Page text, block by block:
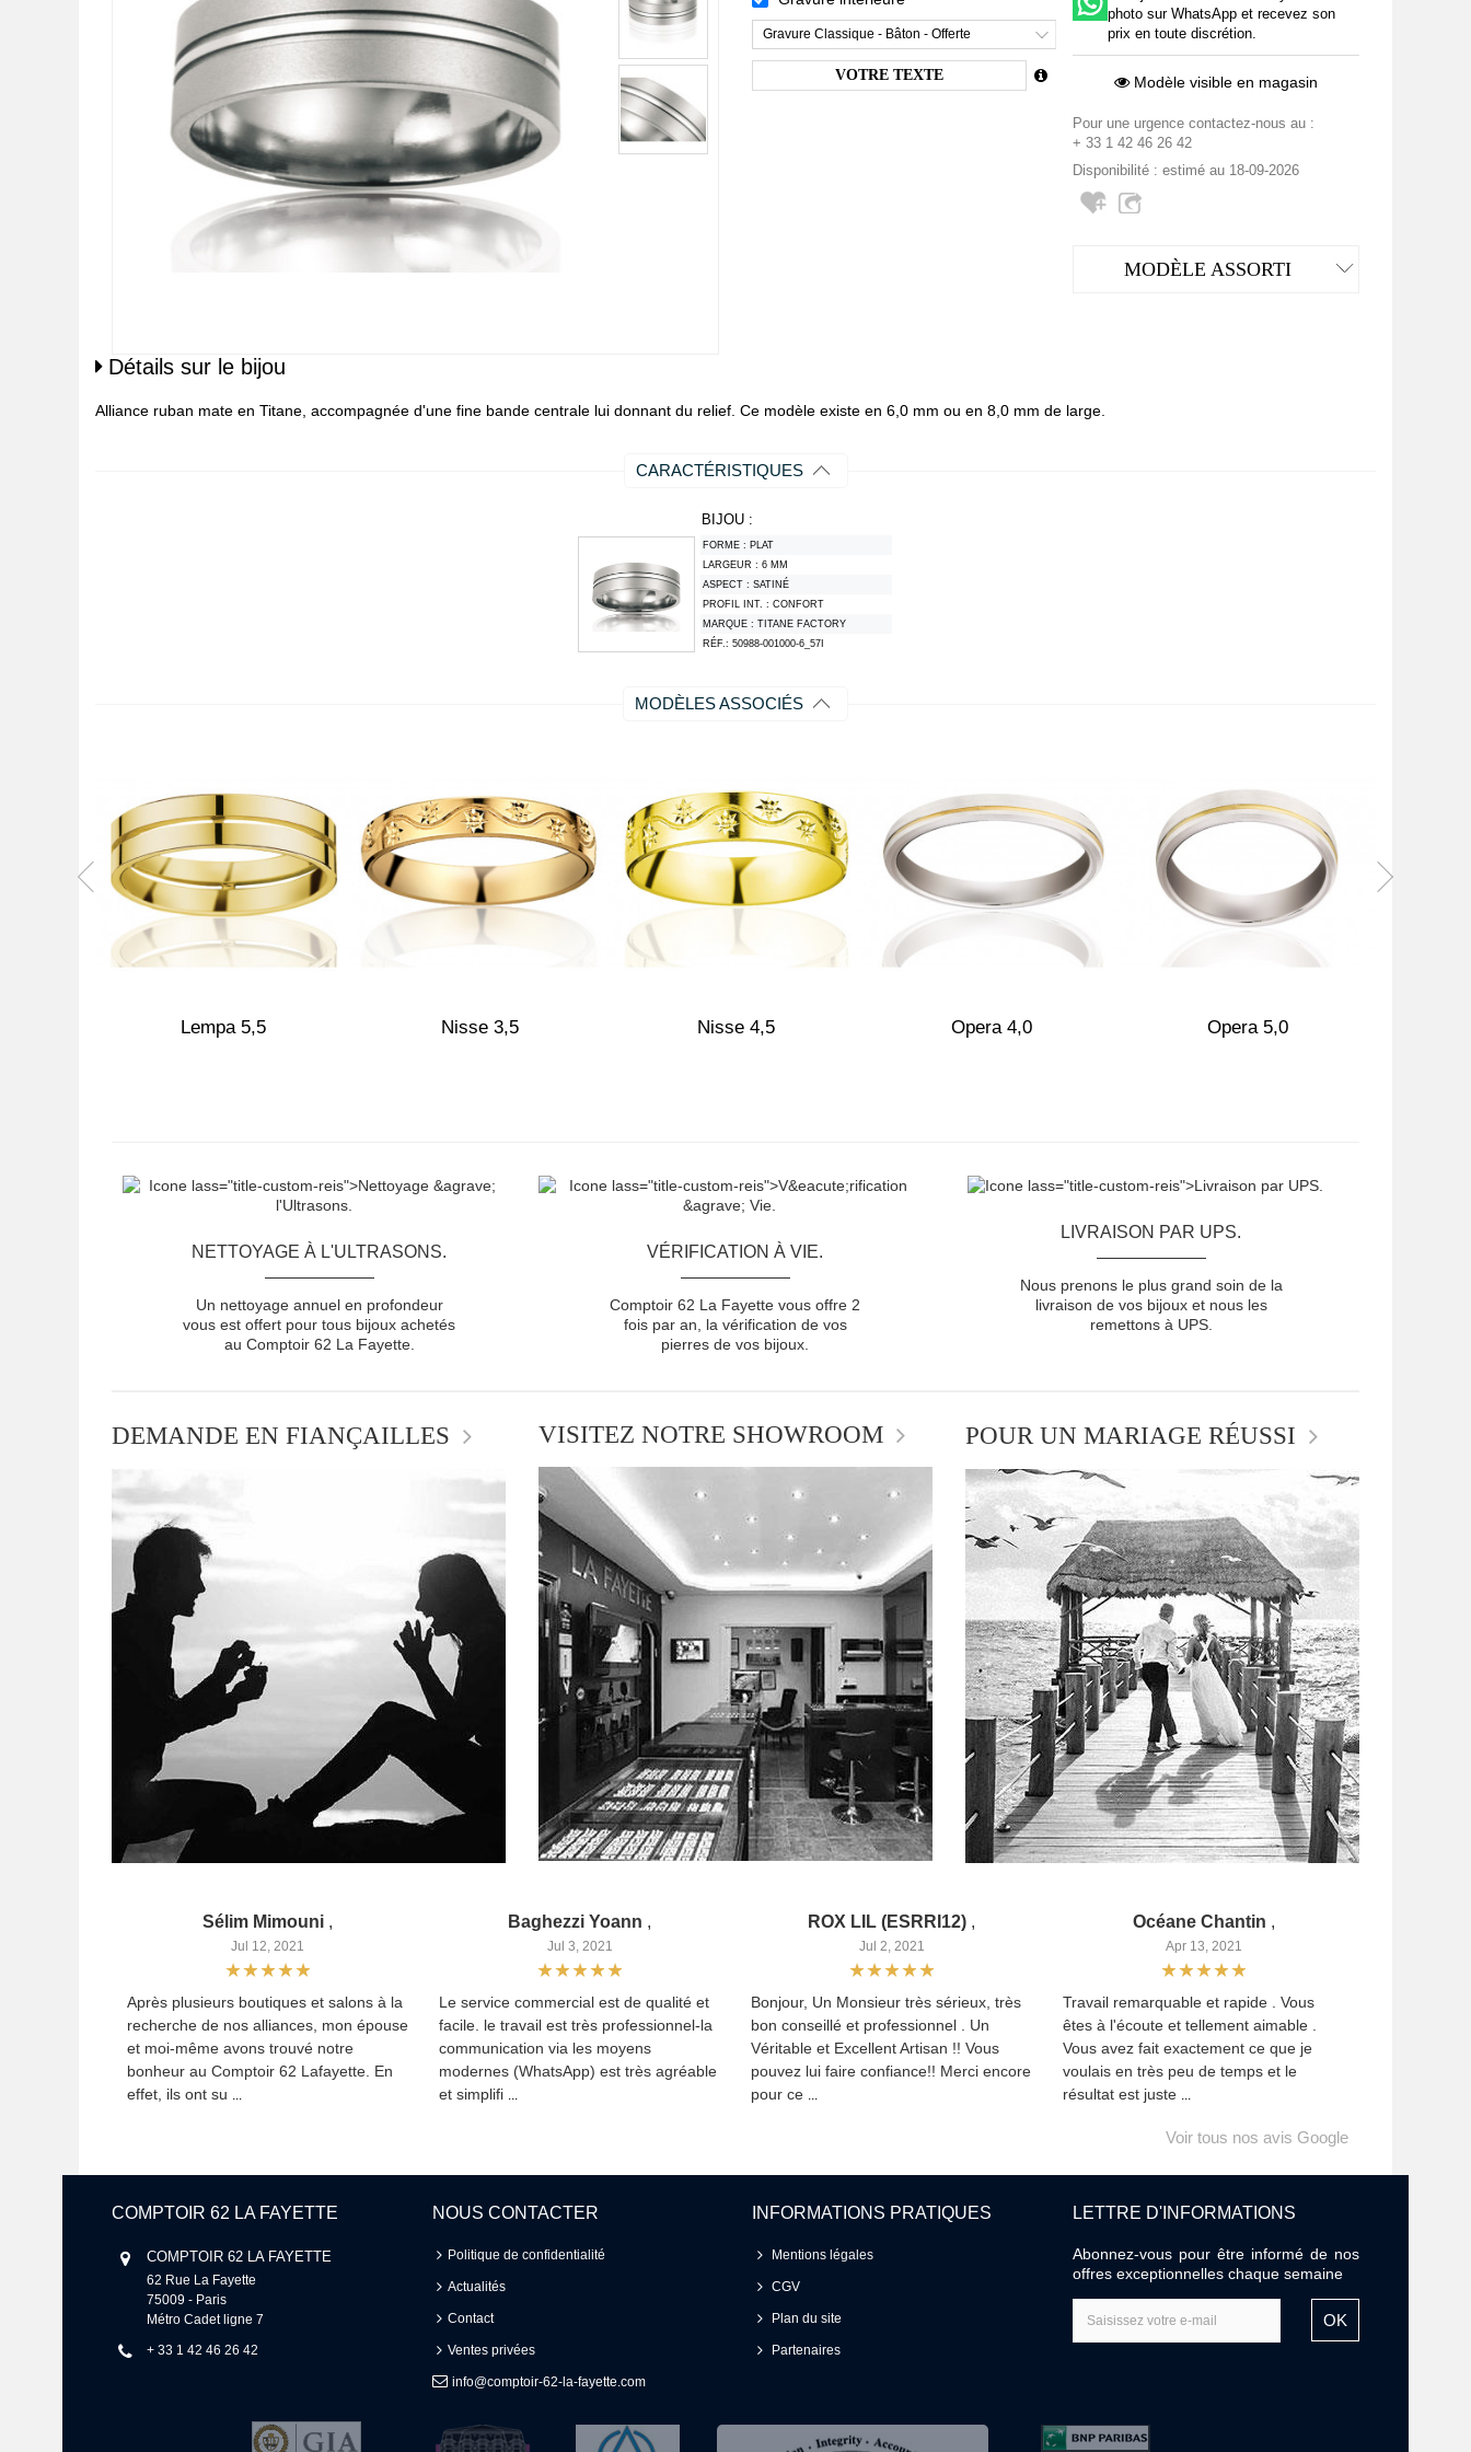
Gravure Classique - Bâton - Offerte
photo sur WhatsApp et recevez son
prix en toute discrétion.
Modèle visible en magasin
Pour une urgence contactez-nous au :
+ 33 1 42 46 26 42
Disponibilité : estimé au 18-09-2026
MODÈLE ASSORTI
Détails sur le bijou
Alliance ruban mate en Titane, accompagnée d'une fine bande centrale lui donnant du relief. Ce modèle existe en 6,0 mm ou en 8,0 mm de large.
CARACTÉRISTIQUES
BIJOU :
FORME : PLAT
LARGEUR :6 MM
ASPECT :SATINÉ
PROFIL INT. :CONFORT
MARQUE :TITANE FACTORY
RÉF.:50988-001000-6_57I
MODÈLES ASSOCIÉS
Lempa 5,5 Nisse 3,5 Nisse 4,5 Opera 4,0 Opera 5,0
NETTOYAGE À L'ULTRASONS.
Un nettoyage annuel en profondeur
vous est offert pour tous bijoux achetés
au Comptoir 62 La Fayette.
VÉRIFICATION À VIE.
Comptoir 62 La Fayette vous offre 2
fois par an, la vérification de vos
pierres de vos bijoux.
LIVRAISON PAR UPS.
Nous prenons le plus grand soin de la
livraison de vos bijoux et nous les
remettons à UPS.
DEMANDE EN FIANÇAILLES VISITEZ NOTRE SHOWROOM POUR UN MARIAGE RÉUSSI
Sélim Mimouni ,
Jul 12, 2021
Après plusieurs boutiques et salons à la
recherche de nos alliances, mon épouse
et moi-même avons trouvé notre
bonheur au Comptoir 62 Lafayette. En
effet, ils ont su ...
Baghezzi Yoann ,
Jul 3, 2021
Le service commercial est de qualité et
facile. le travail est très professionnel-la
communication via les moyens
modernes (WhatsApp) est très agréable
et simplifi ...
ROX LIL (ESRRI12) ,
Jul 2, 2021
Bonjour, Un Monsieur très sérieux, très
bon conseillé et professionnel . Un
Véritable et Excellent Artisan !! Vous
pouvez lui faire confiance!! Merci encore
pour ce ...
Océane Chantin ,
Apr 13, 2021
Travail remarquable et rapide . Vous
êtes à l'écoute et tellement aimable .
Vous avez fait exactement ce que je
voulais en très peu de temps et le
résultat est juste ...
Voir tous nos avis Google
COMPTOIR 62 LA FAYETTE
COMPTOIR 62 LA FAYETTE
62 Rue La Fayette
75009 - Paris
Métro Cadet ligne 7
+ 33 1 42 46 26 42
NOUS CONTACTER
Politique de confidentialité
Actualités
Contact
Ventes privées
info@comptoir-62-la-fayette.com
INFORMATIONS PRATIQUES
Mentions légales
CGV
Plan du site
Partenaires
LETTRE D'INFORMATIONS
Abonnez-vous pour être informé de nos
offres exceptionnelles chaque semaine
OK